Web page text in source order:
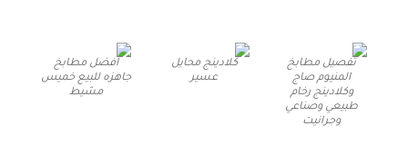
تفصيل مطابخ
المنيوم صاج
وكلادينج رخام
طبيعي وصناعي
وجرانيت
كلادينج محايل
عسير
افضل مطابخ
جاهزه للبيع خميس
مشيط